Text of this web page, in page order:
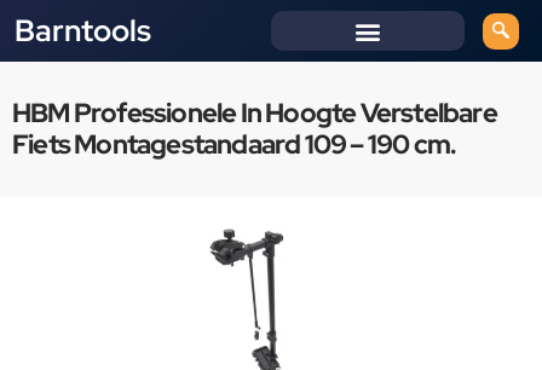
Barntools
HBM Professionele In Hoogte Verstelbare
Fiets Montagestandaard 109 – 190 cm.